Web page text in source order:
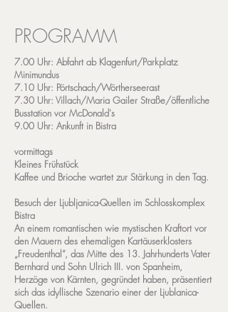
PROGRAMM
7.00 Uhr: Abfahrt ab Klagenfurt/Parkplatz
Minimundus
7.10 Uhr: Pörtschach/Wörtherseerast
7.30 Uhr: Villach/Maria Gailer Straße/öffentliche
Busstation vor McDonald's
9.00 Uhr: Ankunft in Bistra
vormittags
Kleines Frühstück
Kaffee und Brioche wartet zur Stärkung in den Tag.
Besuch der Ljubljanica-Quellen im Schlosskomplex
Bistra
An einem romantischen wie mystischen Kraftort vor
den Mauern des ehemaligen Kartäuserklosters
„Freudenthal“, das Mitte des 13. Jahrhunderts Vater
Bernhard und Sohn Ulrich III. von Spanheim,
Herzöge von Kärnten, gegründet haben, präsentiert
sich das idyllische Szenario einer der Ljublanica-
Quellen.